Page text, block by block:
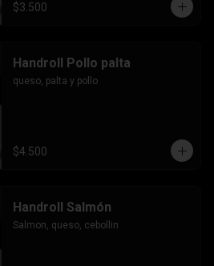
$3.500
Handroll Pollo palta
queso, palta y pollo
$4.500
Handroll Salmón
Salmon, queso, cebollin